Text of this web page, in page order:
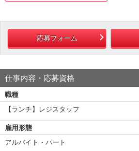
応募フォーム
仕事内容・応募資格
職種
【ランチ】レジスタッフ
雇用形態
アルバイト・パート